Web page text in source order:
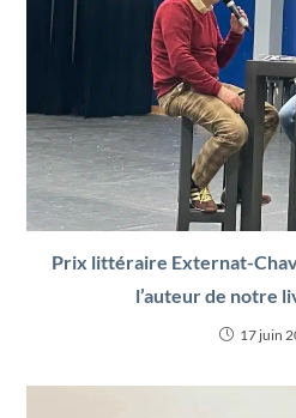
Prix littéraire Externat-
l’auteur de notre
17 juin